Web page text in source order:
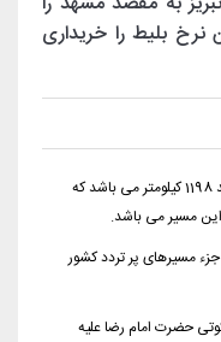
نرخ بلیط را خریداری
مسافت مسیر هوایی از مبدا تبریز به مقصد مشهد 1198 کیلومتر می باشد که
این مسیر می باشد.
جزء مسیرهای پر تردد کشور
حضرت امام رضا علیه